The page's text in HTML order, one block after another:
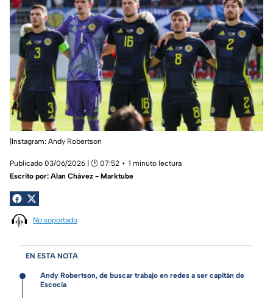
|Instagram: Andy Robertson
Publicado 03/06/2026 | 🕑 07:52
1 minuto lectura
Escrito por: Alan Chávez - Marktube
No soportado
EN ESTA NOTA
Andy Robertson, de buscar trabajo en redes a ser capitán de
Escocia